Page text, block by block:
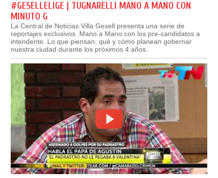
#GESELLELIGE | TUGNARELLI MANO A MANO CON
MINUTO G
La Central de Noticias Villa Gesell presenta una serie de
reportajes exclusivos. Mano a Mano con los pre-candidatos a
intendente. Lo que piensan; qué y cómo planean gobernar
nuestra ciudad durante los próximos 4 años.